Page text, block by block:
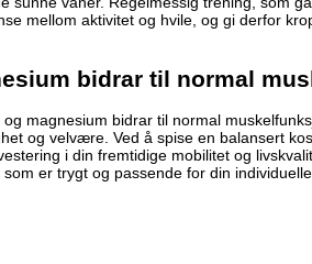
mellom aktivitet og hvile, og gi derfor
bidrar til normal
magnesium bidrar til normal
og velvære. Ved å spise en balansert
i din fremtidige mobilitet og
er trygt og passende for din individuelle